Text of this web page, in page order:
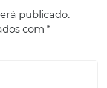
publicado.
com *